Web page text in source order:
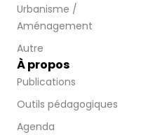
Urbanisme /
Aménagement
Autre
À propos
Publications
Outils pédagogiques
Agenda